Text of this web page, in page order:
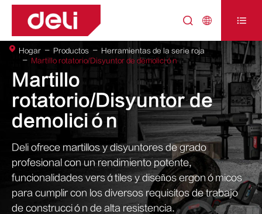
  
Martillo
rotatorio/Disyuntor de
demolición
Deli ofrece martillos y disyuntores de grado
profesional con un rendimiento potente,
funcionalidades versátiles y diseños ergonómicos
para cumplir con los diversos requisitos de trabajo
de construcción de alta resistencia.
Hogar Productos
Herramientas de la serie roja
Martillo rotatorio/Disyuntor de demolición